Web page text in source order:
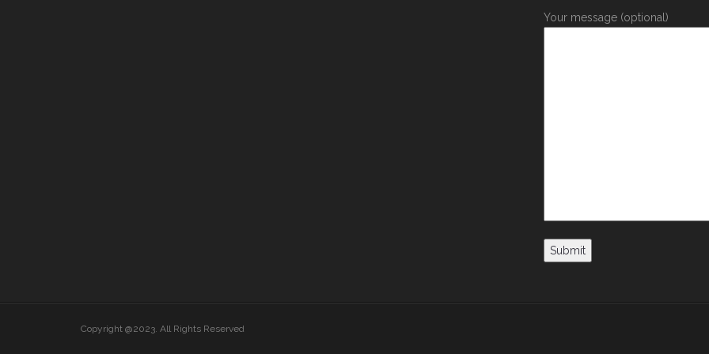
Your message (optional)
Copyright @2023. All Rights Reserved